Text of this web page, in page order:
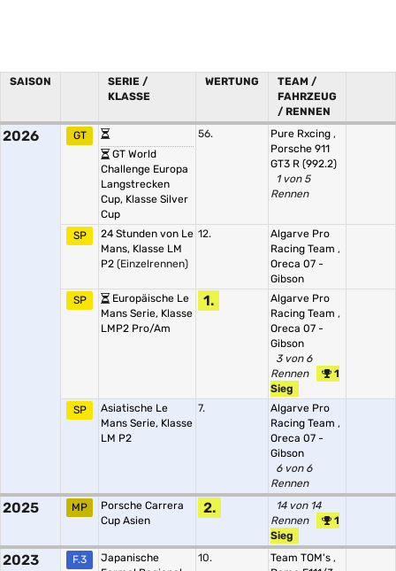
SAISON
SERIE /
KLASSE
WERTUNG
TEAM /
FAHRZEUG
/ RENNEN
2026
GT
GT World
Challenge Europa
Langstrecken
Cup, Klasse Silver
Cup
56. Pure Rxcing ,
Porsche 911
GT3 R (992.2)
1 von 5
Rennen
SP
24 Stunden von Le
Mans, Klasse LM
P2 (Einzelrennen)
12.
Algarve Pro
Racing Team ,
Oreca 07 -
Gibson
SP
Europäische Le
Mans Serie, Klasse
LMP2 Pro/Am
1.
Algarve Pro
Racing Team ,
Oreca 07 -
Gibson
3 von 6
Rennen
1
Sieg
SP
Asiatische Le
Mans Serie, Klasse
LM P2
7.
Algarve Pro
Racing Team ,
Oreca 07 -
Gibson
6 von 6
Rennen
2025 MP
Porsche Carrera
Cup Asien
2.
14 von 14
Rennen
1
Sieg
2023 F.3
Japanische
10. Team TOM's ,